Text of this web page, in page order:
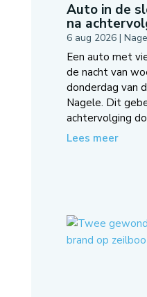
Auto in de
na
6 aug 2026|
Een auto met
de nacht van
donderdag van
Nagele. Dit
achtervolging
Lees meer